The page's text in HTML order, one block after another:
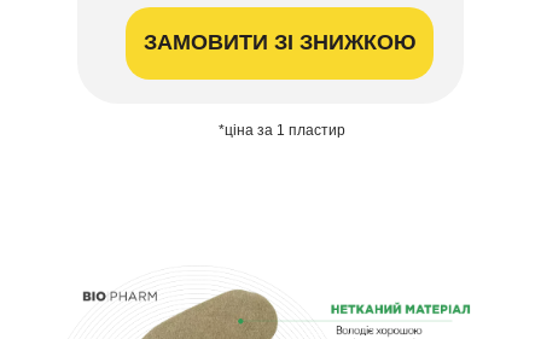
*ціна за 1 пластир
ЗАМОВИТИ ЗІ ЗНИЖКОЮ